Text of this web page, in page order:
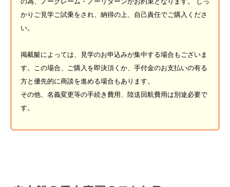
かりご見学ご試乗をされ、納得の上、自己責任でご購入くださ
い。
掲載艇によっては、見学のお申込みが集中する場合もございま
す。この場合、ご購入を即決頂くか、手付金のお支払いの有る
方と優先的に商談を進める場合もあります。
その他、名義変更等の手続き費用、陸送回航費用は別途必要で
す。